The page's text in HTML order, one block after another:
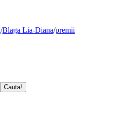
/Blaga Lia-Diana/premii